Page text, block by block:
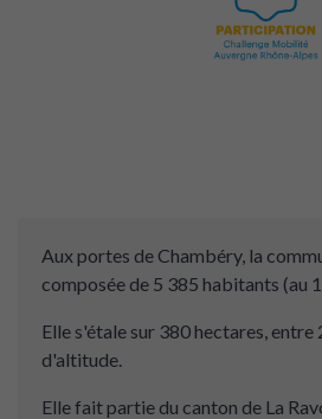
Aux portes de Chambéry, la
composée de 5 385 habitants (au
Elle s'étale sur 380 hectares,
d'altitude.
Elle fait partie du canton de La